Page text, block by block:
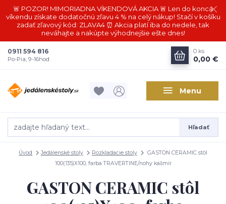
🚨 POZOR! MIMORIADNA VÍKENDOVÁ AKCIA 🚨 Len do konca
víkendu získate dodatočnú zľavu 4 % na celý nákup! Stačí v košíku
zadať zľavový kód: ZLAVA4 ⏰ Akcia platí iba do nedele, tak
neváhajte a nakúpte výhodnejšie ešte dnes!
Menu
Hľadať
0911 594 816
Po-Pia, 9-16hod
0 ks
0,00 €
Úvod Jedálenské stoly Rozkladacie stoly
GASTON CERAMIC stôl
100(135)X100, farba TRAVERTINE/nohy kašmír
GASTON CERAMIC stôl